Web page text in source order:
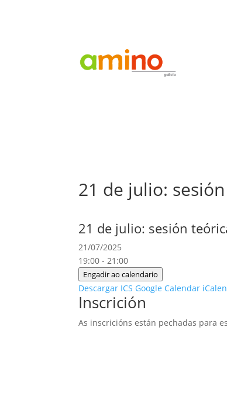
21 de julio:
21 de julio: sesión
21/07/2025
19:00 - 21:00
Engadir ao calendario
Descargar ICS Google Calendar
Inscrición
As inscricións están pechadas para